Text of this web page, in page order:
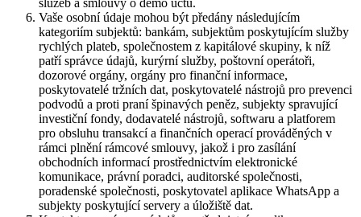
služeb a smlouvy o demo účtu.
Vaše osobní údaje mohou být předány následujícím
kategoriím subjektů: bankám, subjektům poskytujícím služby
rychlých plateb, společnostem z kapitálové skupiny, k níž
patří správce údajů, kurýrní služby, poštovní operátoři,
dozorové orgány, orgány pro finanční informace,
poskytovatelé tržních dat, poskytovatelé nástrojů pro prevenci
podvodů a proti praní špinavých peněz, subjekty spravující
investiční fondy, dodavatelé nástrojů, softwaru a platforem
pro obsluhu transakcí a finančních operací prováděných v
rámci plnění rámcové smlouvy, jakož i pro zasílání
obchodních informací prostřednictvím elektronické
komunikace, právní poradci, auditorské společnosti,
poradenské společnosti, poskytovatel aplikace WhatsApp a
subjekty poskytující servery a úložiště dat.